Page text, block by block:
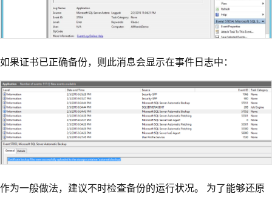
如果证书已正确备份，则此消息会显示在事件日志中：
作为一般做法，建议不时检查备份的运行状况。 为了能够还原